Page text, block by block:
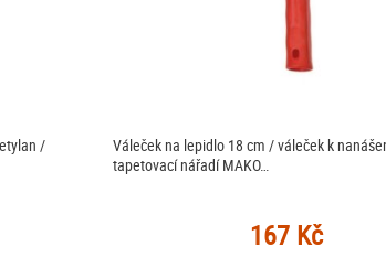
/
Váleček na lepidlo 18 cm / váleček k
tapetovací nářadí MAKO…
167 Kč